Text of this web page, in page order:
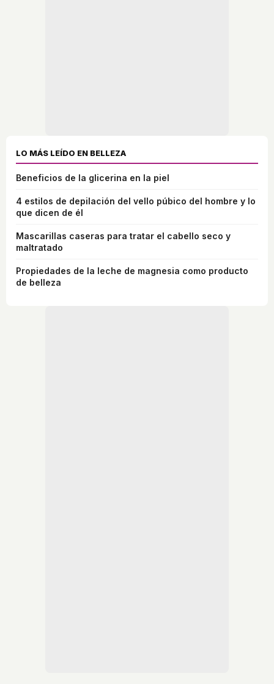
LO MÁS LEÍDO EN BELLEZA
Beneficios de la glicerina en la piel
4 estilos de depilación del vello púbico del hombre y lo
que dicen de él
Mascarillas caseras para tratar el cabello seco y
maltratado
Propiedades de la leche de magnesia como producto
de belleza